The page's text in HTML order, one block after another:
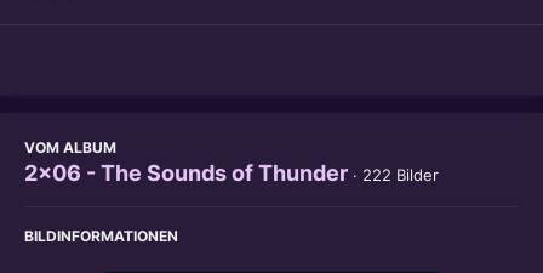
VOM ALBUM
2x06 - The Sounds of Thunder · 222 Bilder
BILDINFORMATIONEN